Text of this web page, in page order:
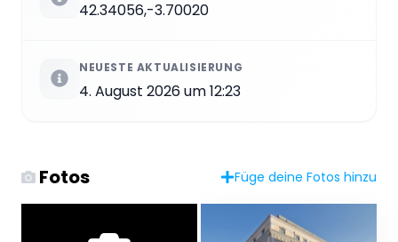
42.34056,-3.70020
NEUESTE AKTUALISIERUNG
4. August 2026 um 12:23
Fotos Füge deine Fotos hinzu